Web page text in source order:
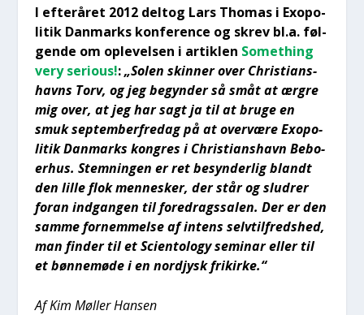
I efter­å­ret 2012 delt­og Lars Tho­mas i Exopo­
li­tik Dan­marks kon­fe­ren­ce og skrev bl.a. føl­
gen­de om ople­vel­sen i artik­len Somet­hing
very serious!:„Solen skin­ner over Chri­sti­ans­
havns Torv, og jeg begyn­der så småt at ærg­re
mig over, at jeg har sagt ja til at bru­ge en
smuk sep­tem­ber­fre­dag på at over­væ­re Exopo­
li­tik Dan­marks kon­gres i Chri­sti­ans­havn Bebo­
er­hus. Stem­nin­gen er ret besyn­der­lig blandt
den lil­le flok men­ne­sker, der står og slud­rer
for­an ind­gan­gen til fored­rags­sa­len. Der er den
sam­me for­nem­mel­se af intens selv­til­freds­hed,
man fin­der til et Sci­en­to­lo­gy semi­nar eller til
et bøn­ne­mø­de i en nord­jysk frikir­ke.“
Af Kim Møl­ler Han­sen